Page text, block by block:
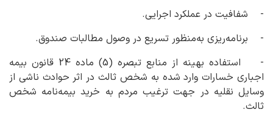
- شفافیت در عملکرد اجرایی.
- برنامه‌ریزی به‌منظور تسریع در وصول مطالبات صندوق.
- استفاده بهینه از منابع تبصره (5) ماده 24 قانون بیمه
اجباری خسارات وارد شده به شخص ثالث در اثر حوادث ناشی از
وسایل نقلیه در جهت ترغیب مردم به خرید بیمه‌نامه شخص
ثالث.